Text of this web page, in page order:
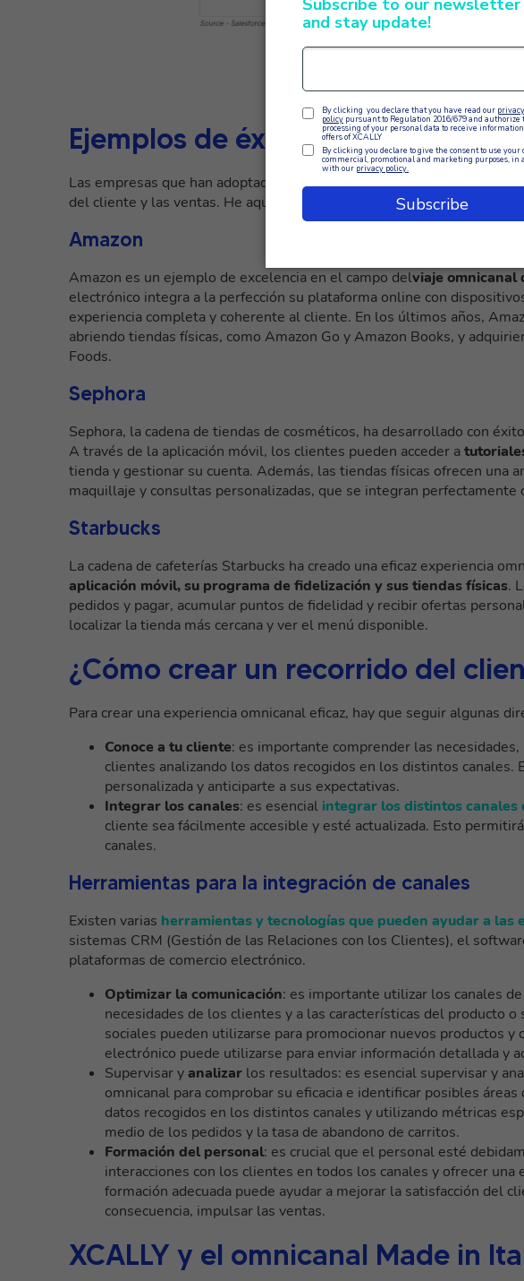
Ejemplos de éxito de un
Las empresas que han adoptado un enfoque omnicanal han
del cliente y las ventas. He aquí algunos ejemplos de éxito:
Amazon
Amazon es un ejemplo de excelencia en el campo delviaje omnicanal
electrónico integra a la perfección su plataforma online con
experiencia completa y coherente al cliente. En los últimos años,
abriendo tiendas físicas, como Amazon Go y Amazon Books, y
Foods.
Sephora
Sephora, la cadena de tiendas de cosméticos, ha desarrollado con
A través de la aplicación móvil, los clientes pueden acceder a
tienda y gestionar su cuenta. Además, las tiendas físicas ofrecen una
maquillaje y consultas personalizadas, que se integran perfectamente
Starbucks
La cadena de cafeterías Starbucks ha creado una eficaz experiencia
aplicación móvil, su programa de fidelización y sus tiendas físicas.
pedidos y pagar, acumular puntos de fidelidad y recibir ofertas
localizar la tienda más cercana y ver el menú disponible.
¿Cómo crear un recorrido del
Para crear una experiencia omnicanal eficaz, hay que seguir algunas
Conoce a tu cliente: es importante comprender las
clientes analizando los datos recogidos en los distintos
personalizada y anticiparte a sus expectativas.
Integrar los canales: es esencial integrar los distintos canales
cliente sea fácilmente accesible y esté actualizada. Esto
canales.
Herramientas para la integración de canales
Existen varias herramientas y tecnologías que pueden ayudar a las
sistemas CRM (Gestión de las Relaciones con los Clientes), el
plataformas de comercio electrónico.
Optimizar la comunicación: es importante utilizar los canales
necesidades de los clientes y a las características del producto
sociales pueden utilizarse para promocionar nuevos productos
electrónico puede utilizarse para enviar información detallada y
Supervisar yanalizar los resultados: es esencial supervisar y
omnicanal para comprobar su eficacia e identificar posibles
datos recogidos en los distintos canales y utilizando métricas
medio de los pedidos y la tasa de abandono de carritos.
Formación del personal: es crucial que el personal esté
interacciones con los clientes en todos los canales y ofrecer
formación adecuada puede ayudar a mejorar la satisfacción del
consecuencia, impulsar las ventas.
XCALLY y el omnicanal Made in